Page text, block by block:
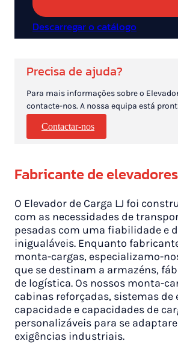
Descarregar o catálogo
Precisa de ajuda?
Para mais informações sobre o
contacte-nos. A nossa equipa está
Contactar-nos
Fabricante de
O Elevador de Carga LJ foi
com as necessidades de
pesadas com uma fiabilidade e
inigualáveis. Enquanto
monta-cargas, especializamo-
que se destinam a armazéns,
de logística. Os nossos monta-
cabinas reforçadas, sistemas de
capacidade e capacidades de
personalizáveis para se
exigências industriais.